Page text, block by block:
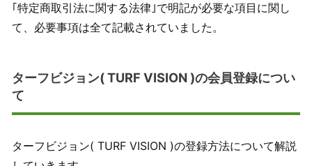
｢特定商取引法に関する法律｣で明記が必要な項目に関し
て、必要事項は全て記載されていました。
ターフビジョン( TURF VISION )の会員登録につい
て
ターフビジョン( TURF VISION )の登録方法について解説